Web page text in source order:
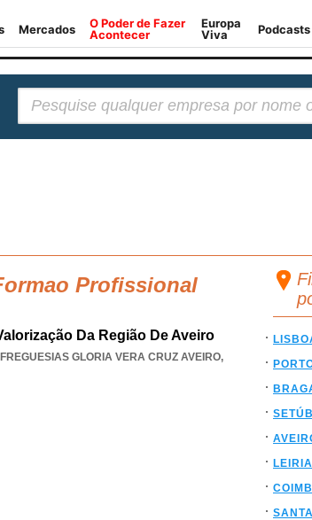
Profissional
Da Região De Aveiro
GLORIA VERA CRUZ AVEIRO,
LEIRIA